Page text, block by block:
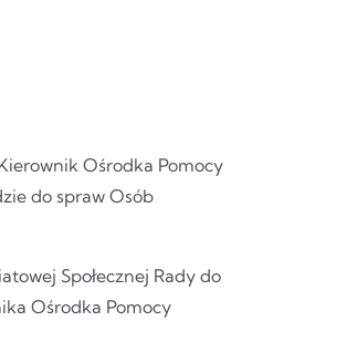
Ośrodka Pomocy
do spraw Osób
Społecznej Rady do
Ośrodka Pomocy